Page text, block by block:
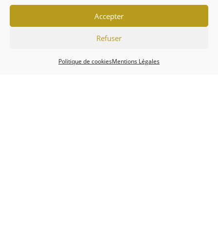
Accepter
Refuser
Politique de cookiesMentions Légales